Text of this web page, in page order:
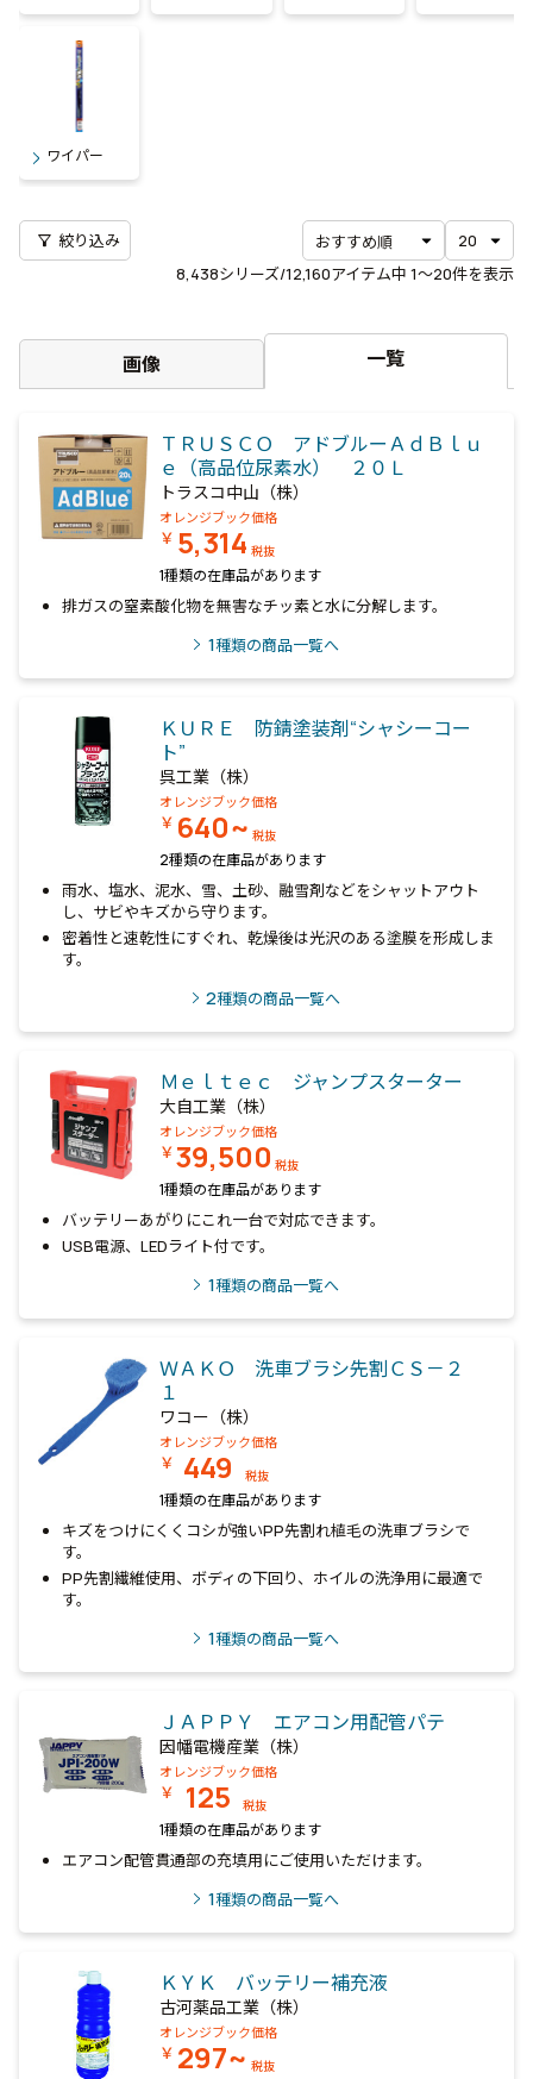
ワイパー
8,438シリーズ/12,160アイテム中 1〜20件を表示
filter_alt 絞り込み
画像 一覧
ＴＲＵＳＣＯ アドブルーＡｄＢｌｕ
ｅ（高品位尿素水） ２０Ｌ
トラスコ中山（株）
オレンジブック価格
￥ 5,314 税抜
1種類の在庫品があります
排ガスの窒素酸化物を無害なチッ素と水に分解します。
1種類の商品一覧へ
ＫＵＲＥ 防錆塗装剤“シャシーコー
ト”
呉工業（株）
オレンジブック価格
￥ 640~ 税抜
2種類の在庫品があります
雨水、塩水、泥水、雪、土砂、融雪剤などをシャットアウト
し、サビやキズから守ります。
密着性と速乾性にすぐれ、乾燥後は光沢のある塗膜を形成しま
す。
2種類の商品一覧へ
Ｍｅｌｔｅｃ ジャンプスターター
大自工業（株）
オレンジブック価格
￥39,500 税抜
1種類の在庫品があります
バッテリーあがりにこれ一台で対応できます。
USB電源、LEDライト付です。
1種類の商品一覧へ
ＷＡＫＯ 洗車ブラシ先割ＣＳ－２
１
ワコー（株）
オレンジブック価格
￥ 449 税抜
1種類の在庫品があります
キズをつけにくくコシが強いPP先割れ植毛の洗車ブラシで
す。
PP先割繊維使用、ボディの下回り、ホイルの洗浄用に最適で
す。
1種類の商品一覧へ
ＪＡＰＰＹ エアコン用配管パテ
因幡電機産業（株）
オレンジブック価格
￥ 125 税抜
1種類の在庫品があります
エアコン配管貫通部の充填用にご使用いただけます。
1種類の商品一覧へ
ＫＹＫ バッテリー補充液
古河薬品工業（株）
オレンジブック価格
￥ 297~ 税抜